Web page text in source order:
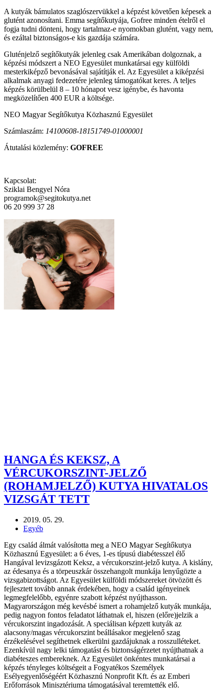
A kutyák bámulatos szaglószervükkel a képzést követően képesek a
glutént azonosítani. Emma segítőkutyája, Gofree minden ételről el
fogja tudni dönteni, hogy tartalmaz-e nyomokban glutént, vagy nem,
és ezáltal biztonságos-e kis gazdája számára.
Gluténjelző segítőkutyák jelenleg csak Amerikában dolgoznak, a
képzési módszert a NEO Egyesület munkatársai egy külföldi
mesterkiképző bevonásával sajátítják el. Az Egyesület a kiképzési
alkalmak anyagi fedezetére jelenleg támogatókat keres. A teljes
képzés körülbelül 8 – 10 hónapot vesz igénybe, és havonta
megközelítően 400 EUR a költsége.
NEO Magyar Segítőkutya Közhasznú Egyesület
Számlaszám: 14100608-18151749-01000001
Átutalási közlemény: GOFREE
Kapcsolat:
Sziklai Bengyel Nóra
programok@segitokutya.net
06 20 999 37 28
HANGA ÉS KEKSZ, A
VÉRCUKORSZINT-JELZŐ
(ROHAMJELZŐ) KUTYA HIVATALOS
VIZSGÁT TETT
2019. 05. 29.
Egyéb
Egy család álmát valósította meg a NEO Magyar Segítőkutya
Közhasznú Egyesület: a 6 éves, 1-es típusú diabétesszel élő
Hangával levizsgázott Keksz, a vércukorszint-jelző kutya. A kislány,
az édesanya és a törpeuszkár összehangolt munkája lenyűgözte a
vizsgabizottságot. Az Egyesület külföldi módszereket ötvözött és
fejlesztett tovább annak érdekében, hogy a család igényeinek
legmegfelelőbb, egyénre szabott képzést nyújthasson.
Magyarországon még kevésbé ismert a rohamjelző kutyák munkája,
pedig nagyon fontos feladatot láthatnak el, hiszen (előre)jelzik a
vércukorszint ingadozását. A speciálisan képzett kutyák az
alacsony/magas vércukorszint beállásakor megjelenő szag
érzékelésével segíthetnek elkerülni gazdájuknak a rosszulléteket.
Ezenkívül nagy lelki támogatást és biztonságérzetet nyújthatnak a
diabéteszes embereknek. Az Egyesület önkéntes munkatársai a
képzés tényleges költségeit a Fogyatékos Személyek
Esélyegyenlőségéért Közhasznú Nonprofit Kft. és az Emberi
Erőforrások Minisztériuma támogatásával teremtették elő.